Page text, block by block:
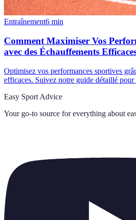
Entraînement6 min
Comment Maximiser Vos
avec des Échauffements
Optimisez vos performances sportives
efficaces. Suivez notre guide détaillé
Easy Sport Advice
Your go-to source for everything about